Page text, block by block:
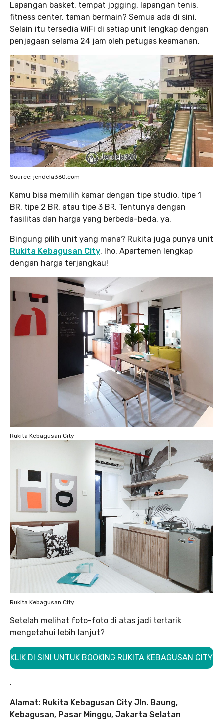
Lapangan basket, tempat jogging, lapangan tenis,
fitness center, taman bermain? Semua ada di sini.
Selain itu tersedia WiFi di setiap unit lengkap dengan
penjagaan selama 24 jam oleh petugas keamanan.
Source: jendela360.com
Kamu bisa memilih kamar dengan tipe studio, tipe 1
BR, tipe 2 BR, atau tipe 3 BR. Tentunya dengan
fasilitas dan harga yang berbeda-beda, ya.
Bingung pilih unit yang mana? Rukita juga punya unit
Rukita Kebagusan City, lho. Apartemen lengkap
dengan harga terjangkau!
Rukita Kebagusan City
Rukita Kebagusan City
Setelah melihat foto-foto di atas jadi tertarik
mengetahui lebih lanjut?
KLIK DI SINI UNTUK BOOKING RUKITA KEBAGUSAN CITY
.
Alamat: Rukita Kebagusan City Jln. Baung,
Kebagusan, Pasar Minggu, Jakarta Selatan